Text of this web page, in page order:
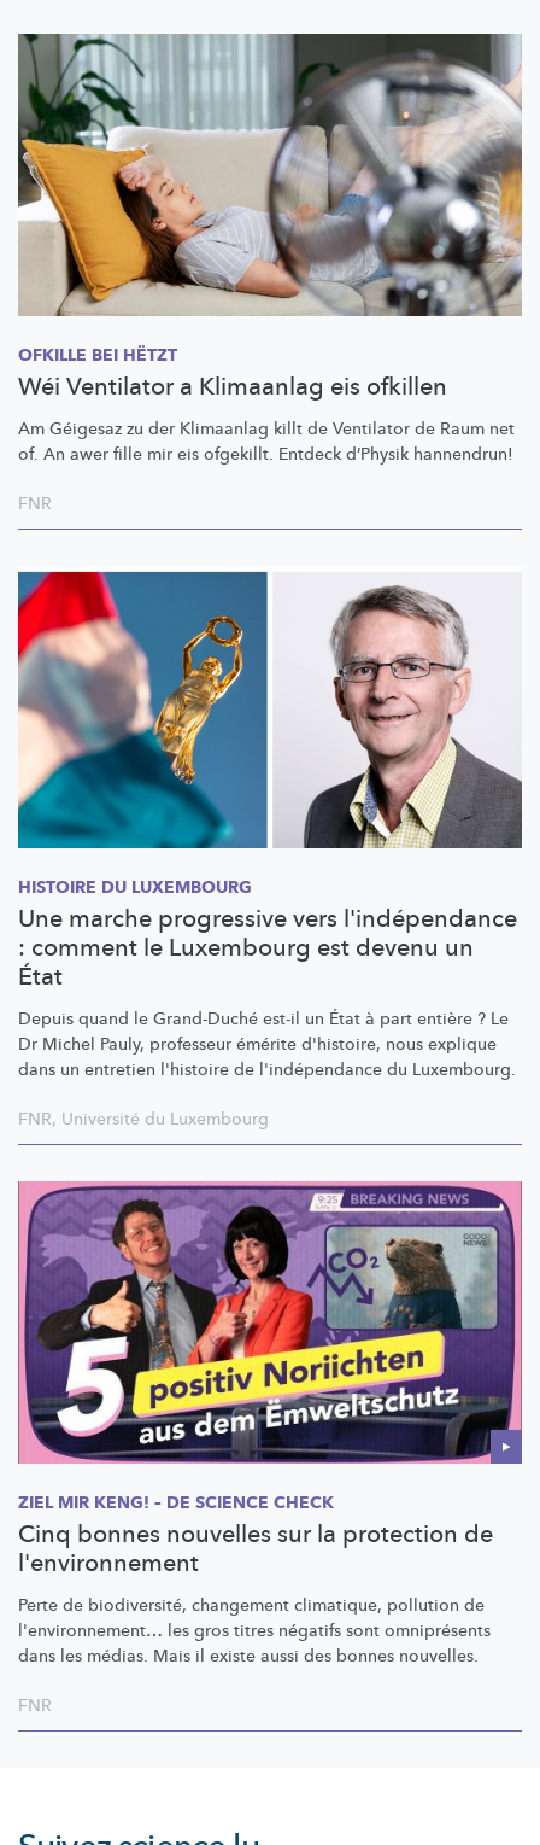
OFKILLE BEI HËTZT
Wéi Ventilator a Klimaanlag eis ofkillen
Am Géigesaz zu der Klimaanlag killt de Ventilator de Raum net
of. An awer fille mir eis ofgekillt. Entdeck d’Physik hannendrun!
FNR
HISTOIRE DU LUXEMBOURG
Une marche progressive vers l'indépendance
: comment le Luxembourg est devenu un
État
Depuis quand le Grand-Duché est-il un État à part entière ? Le
Dr Michel Pauly, professeur émérite d'histoire, nous explique
dans un entretien l'histoire de l'indépendance du Luxembourg.
FNR, Université du Luxembourg
ZIEL MIR KENG! – DE SCIENCE CHECK
Cinq bonnes nouvelles sur la protection de
l'environnement
Perte de biodiversité, changement climatique, pollution de
l'environnement… les gros titres négatifs sont omniprésents
dans les médias. Mais il existe aussi des bonnes nouvelles.
FNR